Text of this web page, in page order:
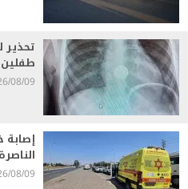
09 17:41
الناصرة
09 16:48